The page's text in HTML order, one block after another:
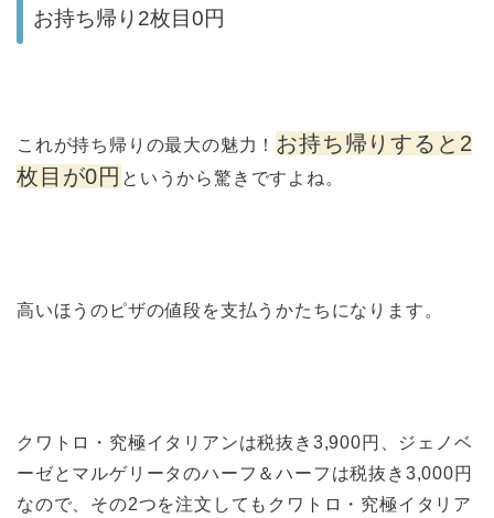
お持ち帰り2枚目0円
これが持ち帰りの最大の魅力！ お持ち帰りすると2
枚目が0円 というから驚きですよね。
高いほうのピザの値段を支払うかたちになります。
クワトロ・究極イタリアンは税抜き3,900円、ジェノベ
ーゼとマルゲリータのハーフ＆ハーフは税抜き3,000円
なので、その2つを注文してもクワトロ・究極イタリア